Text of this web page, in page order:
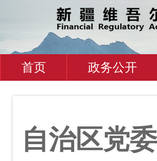
首页 政务公开
自治区党